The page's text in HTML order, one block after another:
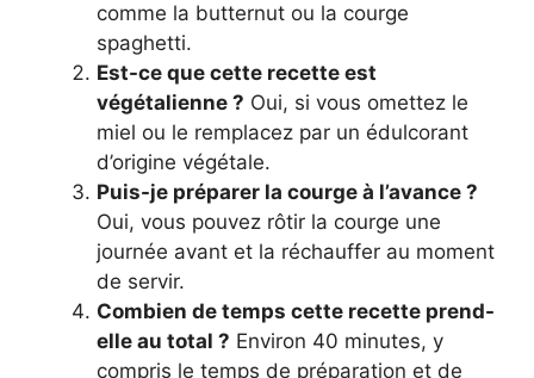
comme la butternut ou la courge
spaghetti.
Est-ce que cette recette est
végétalienne ? Oui, si vous omettez le
miel ou le remplacez par un édulcorant
d’origine végétale.
Puis-je préparer la courge à l’avance ?
Oui, vous pouvez rôtir la courge une
journée avant et la réchauffer au moment
de servir.
Combien de temps cette recette prend-
elle au total ? Environ 40 minutes, y
compris le temps de préparation et de